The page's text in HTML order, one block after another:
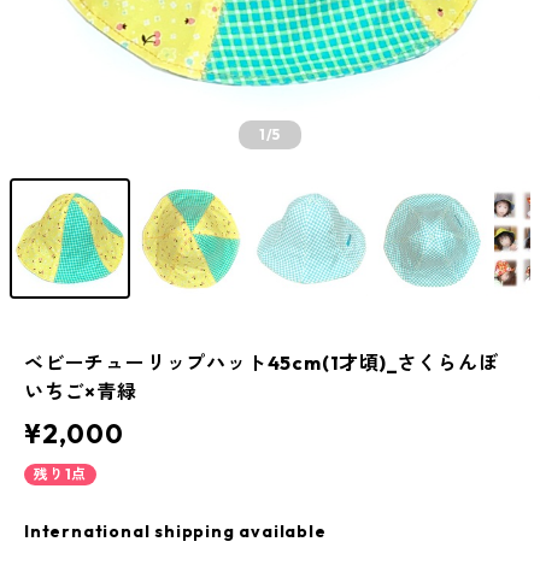
1/5
ベビーチューリップハット45cm(1才頃)_さくらんぼ
いちご×青緑
¥2,000
残り1点
International shipping available